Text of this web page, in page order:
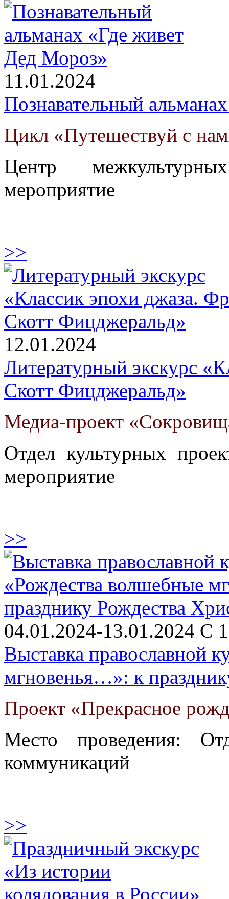
11.01.2024
Познавательный
Цикл «Путешествуй с
Центр
мероприятие
>>
12.01.2024
Литературный экскурс
Скотт Фицджеральд»
Медиа-проект
Отдел культурных
мероприятие
>>
04.01.2024-13.01.2024 С
Выставка православной
мгновенья…»: к
Проект «Прекрасное
Место проведения:
коммуникаций
>>